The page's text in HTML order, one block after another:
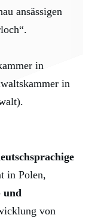
ansässigen
in
in
in Polen,
und
von